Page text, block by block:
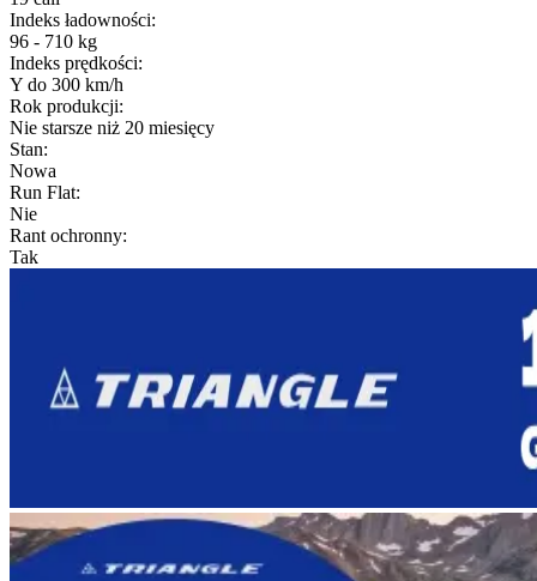
Indeks ładowności:
96 - 710 kg
Indeks prędkości:
Y do 300 km/h
Rok produkcji:
Nie starsze niż 20 miesięcy
Stan:
Nowa
Run Flat:
Nie
Rant ochronny:
Tak